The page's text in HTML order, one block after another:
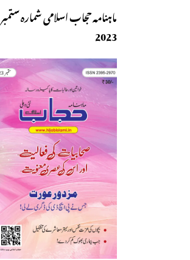
ماہنامہ حجاب اسلامی شمارہ ستمبر
2023